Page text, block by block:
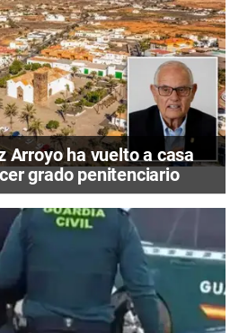
Arroyo ha vuelto a casa
grado penitenciario